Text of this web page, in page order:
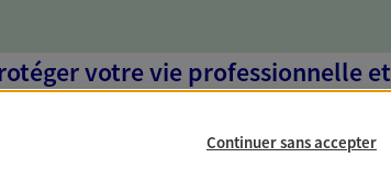
votre vie professionnelle et
sommes à votre écoute pour vous proposer des
Continuer sans accepter